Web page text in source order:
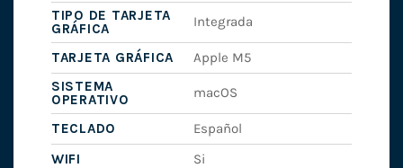
TIPO DE TARJETA
GRÁFICA
Integrada
TARJETA GRÁFICA
Apple M5
SISTEMA
OPERATIVO
macOS
TECLADO
Español
WIFI
Si